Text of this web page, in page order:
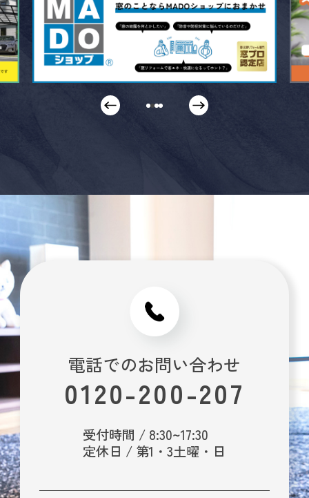
電話でのお問い合わせ
0120-200-207
受付時間 / 8:30~17:30
定休日 / 第1・3土曜・日